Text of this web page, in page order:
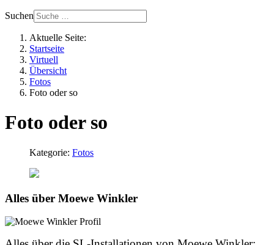
Suchen
Aktuelle Seite:
Startseite
Virtuell
Übersicht
Fotos
Foto oder so
Foto oder so
Kategorie: Fotos
Alles über Moewe Winkler